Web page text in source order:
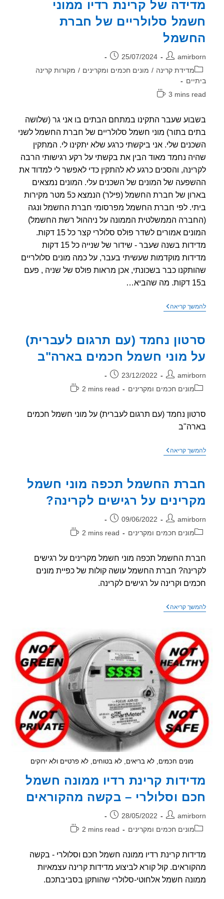
של קרינת רדיו ממוני
סלולריים של חברת
פורסם:
25/07/2024
מדידת קרינה / מונים חכמים ומקרינים / מקורות קרינה
3 mins
שעבר התקינו במתחם הבתים בו אני גר (שלושה
בתור) מוני חשמל סלולריים של חברת החשמל לשני
שלי. אני ביקשתי כרגע שלא יתקינו לי. המתקין
נחמד מאוד הבין את בקשתי על רקע רגישותי הרבה
והסכים כרגע לא להתקין כדי לאפשר לי למדוד את
של המונים של השכנים עלי. המונים נמצאים
בארון של חברת החשמל (פילר) הנמצא כ5 מטר מקירות
לפי חברת החשמל מפרסומי חברת החשמל ונגה
הממשלטית הממונה על ניההול רשת החשמל)
המונים אמורים לשדר פולס סלולרי קצר כל 15 דקות.
מדידות בשנה שעבר - שידור של שנייה כל 15 דקות
מוקדמות שעשיתי בעבר, על כמה מונים סלולריים
כבר בשכונתי, אכן מראות פולס של שניה , פעם
קריאהמדידה
ממוני
חשמל
סלולריים
של
החשמל
נחמד (עם תרגום לעברית)
מוני חשמל חכמים בארה"ב
פורסם:
23/12/2022
מונים חכמים ומקרינים
זמן
2 mins read
נחמד (עם תרגום לעברית) על מוני חשמל חכמים
קריאהסרטון
לעברית)
על
מוני
חשמל
בארה"ב
החשמל תכפה מוני חשמל
על רגישים לקרינה?
פורסם:
09/06/2022
מונים חכמים ומקרינים
זמן
2 mins read
החשמל תכפה מוני חשמל מקרינים על רגישים
חברת החשמל עושה קולות של כפיית מונים
וקרינה על רגישים לקרינה.
קריאהחברת
מוני
חשמל
מקרינים
על
רגישים
לקרינה?
מונים חכמים, לא בריאים, לא בטוחים, לא פרטיים ולא ירוקים
קרינת רדיו ממונה חשמל
וסלולרי – בקשה מהקוראים
פורסם:
28/05/2022
מונים חכמים ומקרינים
זמן
2 mins read
קרינת רדיו ממונה חשמל חכם וסלולרי - בקשה
קול קורא לביצוע מדידות קרינה עצמאיות
חשמל אלחוטי-סלולרי שהותקן בסביבתכם.